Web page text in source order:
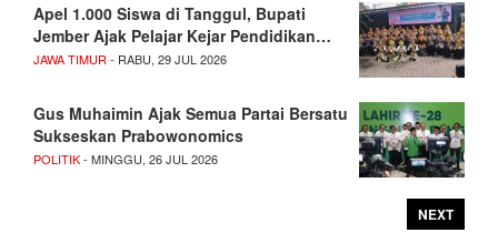
Apel 1.000 Siswa di Tanggul, Bupati
Jember Ajak Pelajar Kejar Pendidikan…
JAWA TIMUR - RABU, 29 JUL 2026
Gus Muhaimin Ajak Semua Partai Bersatu
Sukseskan Prabowonomics
POLITIK- MINGGU, 26 JUL 2026
NEXT